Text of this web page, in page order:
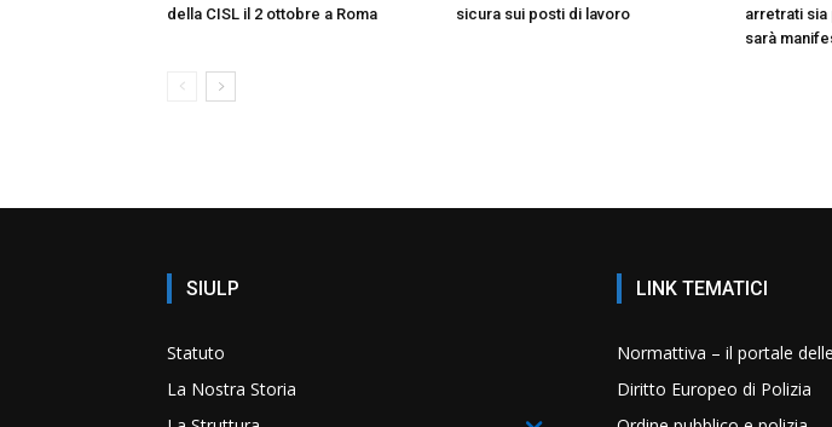
della CISL il 2 ottobre a Roma
sicura sui posti di lavoro
arretrati sia
sarà
SIULP
Statuto
La Nostra Storia
LINK TEMATICI
Normattiva – il portale
Diritto Europeo di Polizia